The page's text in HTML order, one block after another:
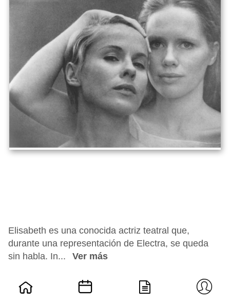
Elisabeth es una conocida actriz teatral que,
durante una representación de Electra, se queda
sin habla. In...
Ver más